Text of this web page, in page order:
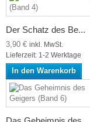
Der Schatz des Be...
3,90 € inkl. MwSt.
Lieferzeit: 1-2 Werktage
In den Warenkorb